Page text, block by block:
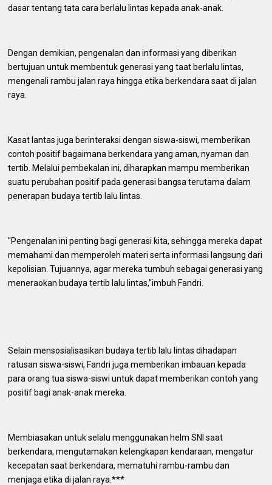
dasar tentang tata cara berlalu lintas kepada anak-anak.
Dengan demikian, pengenalan dan informasi yang diberikan
bertujuan untuk membentuk generasi yang taat berlalu lintas,
mengenali rambu jalan raya hingga etika berkendara saat di jalan
raya.
Kasat lantas juga berinteraksi dengan siswa-siswi, memberikan
contoh positif bagaimana berkendara yang aman, nyaman dan
tertib. Melalui pembekalan ini, diharapkan mampu memberikan
suatu perubahan positif pada generasi bangsa terutama dalam
penerapan budaya tertib lalu lintas.
"Pengenalan ini penting bagi generasi kita, sehingga mereka dapat
memahami dan memperoleh materi serta informasi langsung dari
kepolisian. Tujuannya, agar mereka tumbuh sebagai generasi yang
meneraokan budaya tertib lalu lintas,"imbuh Fandri.
Selain mensosialisasikan budaya tertib lalu lintas dihadapan
ratusan siswa-siswi, Fandri juga memberikan imbauan kepada
para orang tua siswa-siswi untuk dapat memberikan contoh yang
positif bagi anak-anak mereka.
Membiasakan untuk selalu menggunakan helm SNI saat
berkendara, mengutamakan kelengkapan kendaraan, mengatur
kecepatan saat berkendara, mematuhi rambu-rambu dan
menjaga etika di jalan raya.***